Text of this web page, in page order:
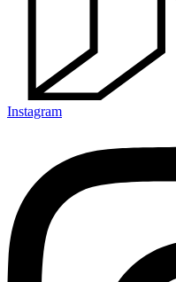
Instagram